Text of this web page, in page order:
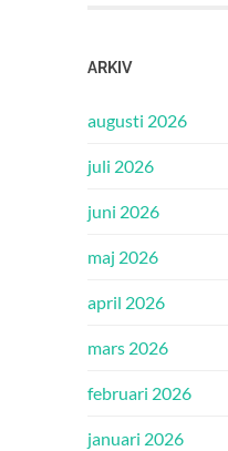
ARKIV
augusti 2026
juli 2026
juni 2026
maj 2026
april 2026
mars 2026
februari 2026
januari 2026